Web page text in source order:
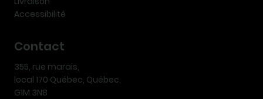
Accessibilité
Contact
355, rue marais,
local 170 Québec, Québec,
G1M 3N8